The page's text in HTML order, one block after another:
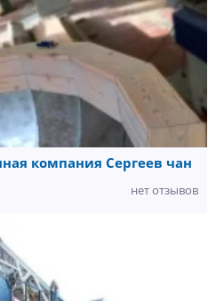
компания Сергеев чан
нет отзывов